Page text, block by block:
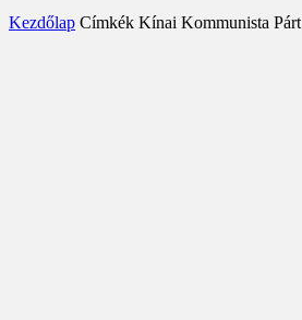
Kezdőlap Címkék Kínai Kommunista Párt